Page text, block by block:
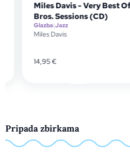
Miles Davis - Very Best
Bros. Sessions (CD)
Glazba|Jazz
Miles Davis
14,95€
Pripada zbirkama